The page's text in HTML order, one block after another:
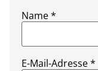
Name*
E-Mail-Adresse*